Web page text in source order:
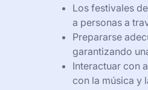
Los festivales
a personas a
Prepararse
garantizando
Interactuar con
con la música y